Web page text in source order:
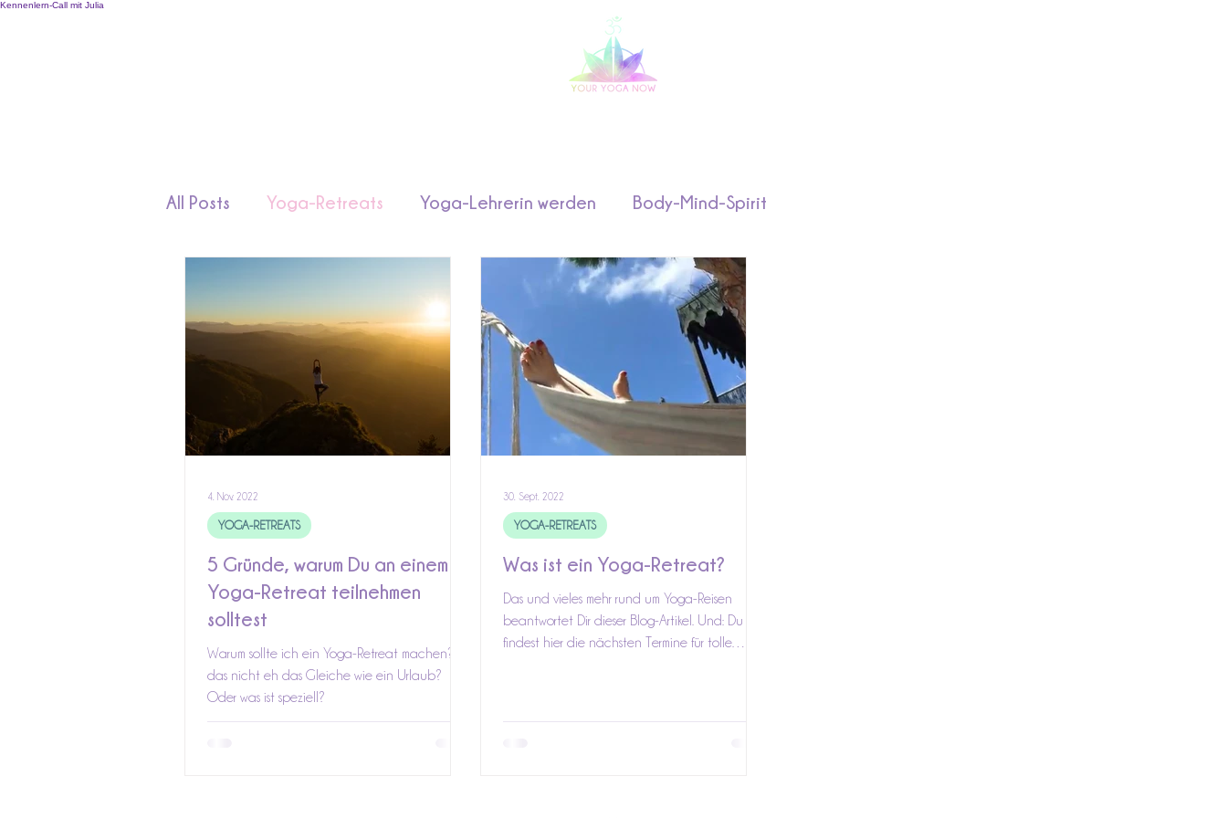
Kennenlern-Call mit Julia
All Posts Yoga-Retreats Yoga-Lehrerin werden Body-Mind-Spirit
5 Gründe, warum Du an einem
Yoga-Retreat teilnehmen
solltest
Warum sollte ich ein Yoga-Retreat machen? Ist
das nicht eh das Gleiche wie ein Urlaub?
Oder was ist speziell?
YOGA-RETREATS
4. Nov. 2022
Was ist ein Yoga-Retreat?
Das und vieles mehr rund um Yoga-Reisen
beantwortet Dir dieser Blog-Artikel. Und: Du
findest hier die nächsten Termine für tolle
YOGA-RETREATS
30. Sept. 2022